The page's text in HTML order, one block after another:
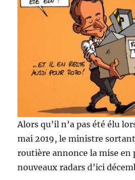
Alors qu’il n’a pas été élu
mai 2019, le ministre
routière annonce la mise en
nouveaux radars d’ici